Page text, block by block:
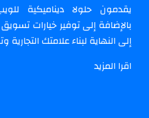
يقدمون حلولا ديناميكية
بالإضافة إلى توفير خيارات
إلى النهاية لبناء علامتك
اقرا المزيد